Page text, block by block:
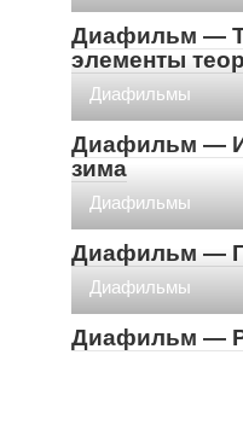
Диафильм —
элементы
Диафильмы
Диафильм —
зима
Диафильмы
Диафильм —
Диафильмы
Диафильм —